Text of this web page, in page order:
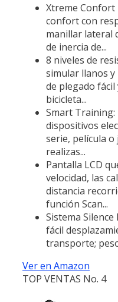
Xtreme Confort
confort con
manillar lateral
de inercia de...
8 niveles de
simular llanos y
de plegado
bicicleta...
Smart
dispositivos
serie, película
realizas...
Pantalla LCD
velocidad, las
distancia
función Scan...
Sistema
fácil
transporte;
Ver en Amazon
TOP VENTAS No. 4